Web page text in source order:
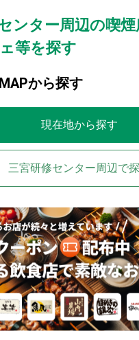
ンター周辺の喫
等を探す
から探す
現在地から探す
三宮研修センター周辺で